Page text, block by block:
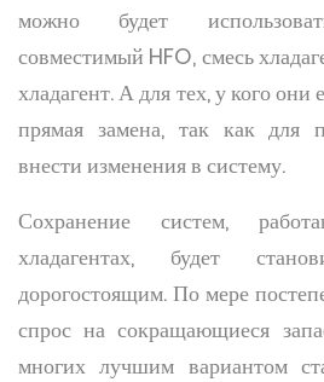
можно будет
совместимый HFO, смесь
хладагент. А для тех, у кого они
прямая замена, так как для
внести изменения в систему.
Сохранение систем,
хладагентах, будет
дорогостоящим. По мере
спрос на сокращающиеся
многих лучшим вариантом